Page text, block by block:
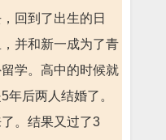
回到了出生的日
并和新一成为了青
学。高中的时候就
年后两人结婚了。
。结果又过了3